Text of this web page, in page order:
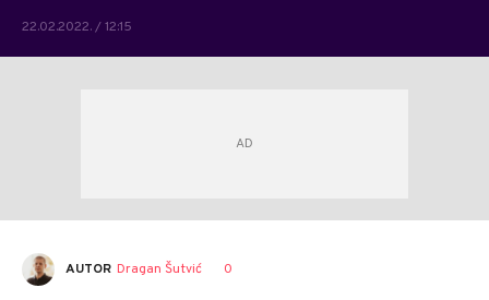
22.02.2022. / 12:15
AUTOR Dragan Šutvić 0